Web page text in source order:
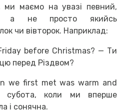
ми маємо на увазі певний,
а не просто якийсь
чи вівторок. Наприклад:
before Christmas? — Ти
перед Різдвом?
we first met was warm and
коли ми вперше
і сонячна.